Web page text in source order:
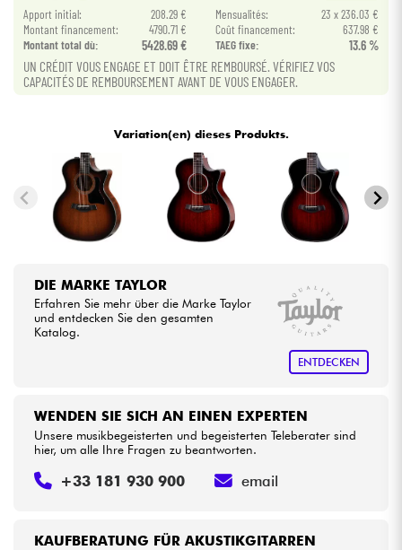
HiFi
Apport initial: 208.29 € Mensualités:
23 x 236.03 €
Montant financement:
4790.71 € Coût financement:
637.98 €
Montant total dù:
5428.69 € TAEG fixe: 13.6 %
UN CRÉDIT VOUS ENGAGE ET DOIT ÊTRE REMBOURSÉ. VÉRIFIEZ VOS
CAPACITÉS DE REMBOURSEMENT AVANT DE VOUS ENGAGER.
Variation(en) dieses Produkts.
DIE MARKE TAYLOR
Erfahren Sie mehr über die Marke Taylor
und entdecken Sie den gesamten
Katalog.
ENTDECKEN
KAUFBERATUNG FÜR AKUSTIKGITARREN
WENDEN SIE SICH AN EINEN EXPERTEN
Unsere musikbegeisterten und begeisterten Teleberater sind
hier, um alle Ihre Fragen zu beantworten.
+33 181 930 900 email